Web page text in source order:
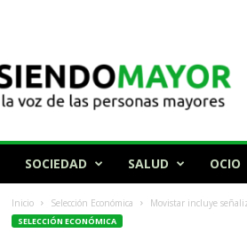
SOCIEDAD SALUD OCIO
Inicio Selección Económica Movistar incluye
SELECCIÓN ECONÓMICA